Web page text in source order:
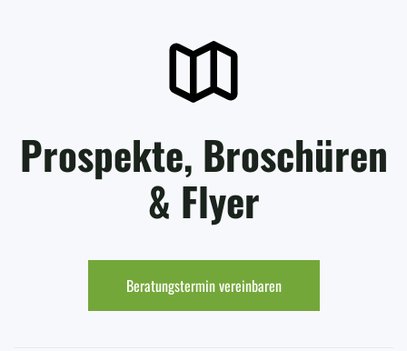
Prospekte, Broschüren
& Flyer
Beratungstermin vereinbaren